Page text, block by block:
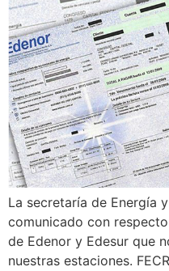
La secretaría de Energía
comunicado con
de Edenor y Edesur que
nuestras estaciones.